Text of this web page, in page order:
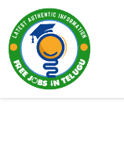
content